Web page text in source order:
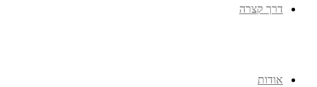
דרך קצרה
אודות